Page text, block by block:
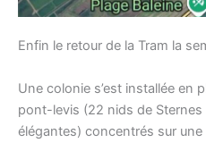
Enfin le retour de la Tram la
Une colonie s’est installée en
pont-levis (22 nids de Sternes
élégantes) concentrés sur une